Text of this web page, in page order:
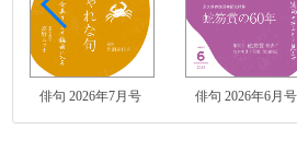
俳句 2026年7月号 俳句 2026年6月号